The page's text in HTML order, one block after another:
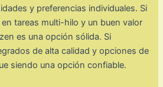
y preferencias individuales. Si
tareas multi-hilo y un buen valor
es una opción sólida. Si
de alta calidad y opciones de
siendo una opción confiable.